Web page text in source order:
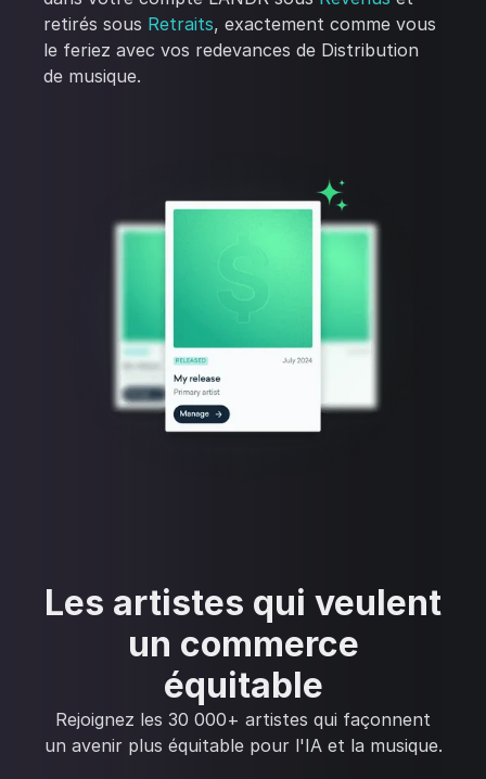
retirés sous Retraits, exactement comme vous
le feriez avec vos redevances de Distribution
de musique.
Les artistes qui veulent
un commerce
équitable
Rejoignez les 30 000+ artistes qui façonnent
un avenir plus équitable pour l'IA et la musique.